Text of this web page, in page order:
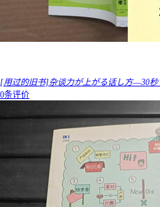
[用过的旧书]杂谈力が上がる话し方―30
0条评价